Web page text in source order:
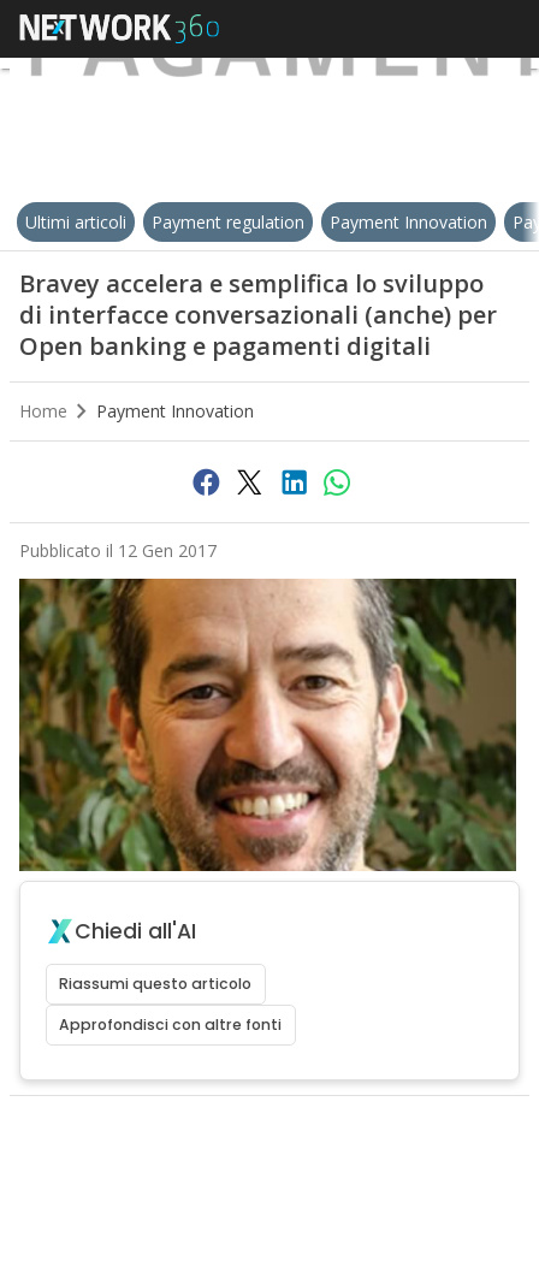
Ultimi articoli Payment regulation Payment Innovation
Bravey accelera e semplifica lo sviluppo
di interfacce conversazionali (anche) per
Open banking e pagamenti digitali
Home Payment Innovation
Pubblicato il 12 Gen 2017
Chiedi all'AI
Riassumi questo articolo
Approfondisci con altre fonti